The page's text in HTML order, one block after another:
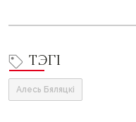
ТЭГІ
Алесь Бяляцкі